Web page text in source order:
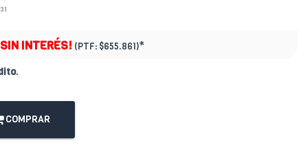
INTERÉS! (PTF: $655.861)*
.
COMPRAR